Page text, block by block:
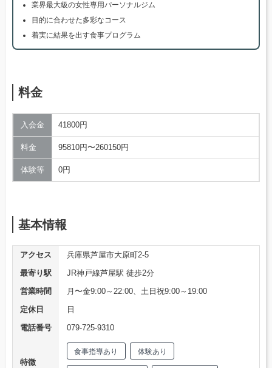
業界最大級の女性専用パーソナルジム
目的に合わせた多彩なコース
着実に結果を出す食事プログラム
料金
入会金 41800円
料金 95810円〜260150円
体験等 0円
基本情報
アクセス
兵庫県芦屋市大原町2-5
最寄り駅
JR神戸線芦屋駅 徒歩2分
営業時間
月〜金9:00～22:00、土日祝9:00～19:00
定休日
日
電話番号
079-725-9310
特徴
食事指導あり 体験あり